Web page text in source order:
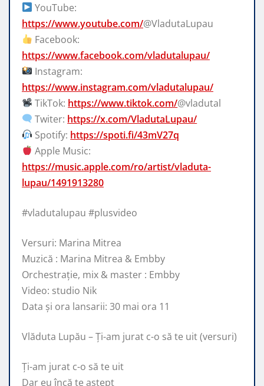
YouTube:
https://www.youtube.com/@VladutaLupau
Facebook:
https://www.facebook.com/vladutalupau/
Instagram:
https://www.instagram.com/vladutalupau/
TikTok: https://www.tiktok.com/@vladutal
Twiter: https://x.com/VladutaLupau/
Spotify: https://spoti.fi/43mV27q
Apple Music:
https://music.apple.com/ro/artist/vladuta-
lupau/1491913280
#vladutalupau #plusvideo
Versuri: Marina Mitrea
Muzică : Marina Mitrea & Embby
Orchestrație, mix & master : Embby
Video: studio Nik
Data și ora lansarii: 30 mai ora 11
Vlăduta Lupău – Ți-am jurat c-o să te uit (versuri)
Ți-am jurat c-o să te uit
Dar eu încă te aștept